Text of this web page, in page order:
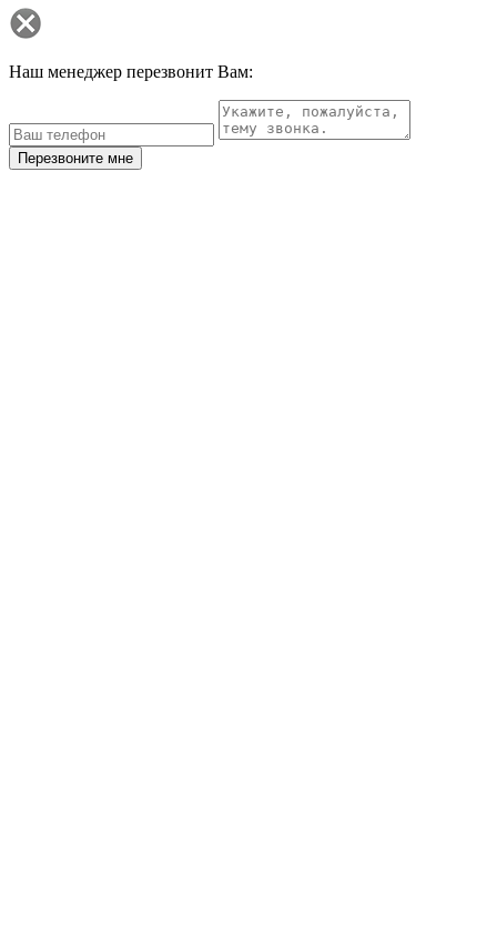
Наш менеджер перезвонит Вам:
Перезвоните мне